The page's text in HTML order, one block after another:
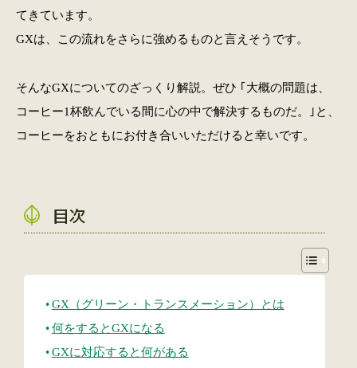
てきています。
GXは、この流れをさらに強めるものと言えそうです。
そんなGXについてのざっくり解説。ぜひ ｢大概の問題は、
コーヒー1杯飲んでいる間に心の中で解決するものだ。｣と、
コーヒーをおともにお付き合いいただけると幸いです。
目次
GX（グリーン・トランスメーション）とは
何をするとGXになる
GXに対応すると何がある